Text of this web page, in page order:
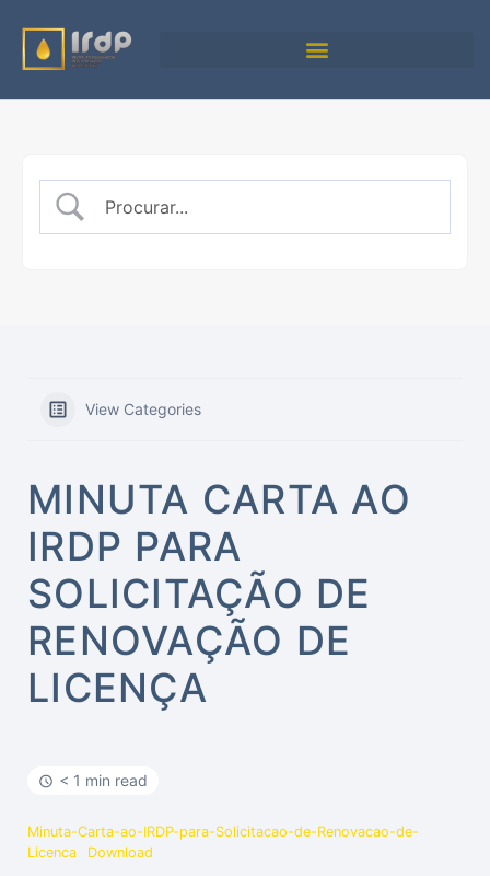
View Categories
MINUTA CARTA AO
IRDP PARA
SOLICITAÇÃO DE
RENOVAÇÃO DE
LICENÇA
< 1 min read
Minuta-Carta-ao-IRDP-para-Solicitacao-de-Renovacao-de-
Licenca
Download